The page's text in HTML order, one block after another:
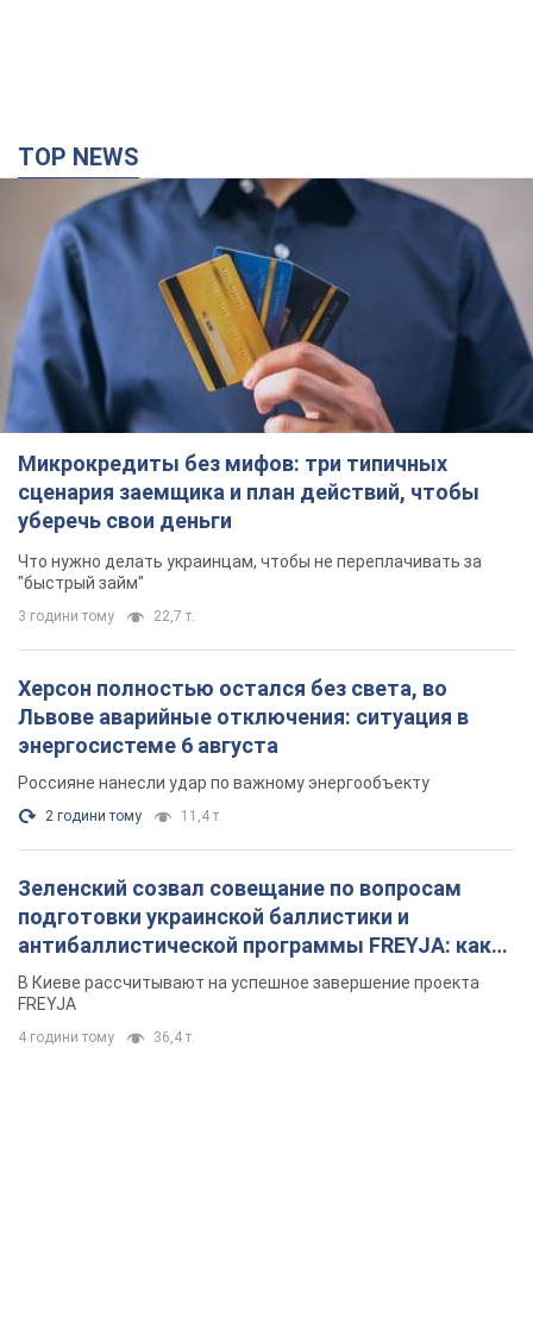
TOP NEWS
Микрокредиты без мифов: три типичных
сценария заемщика и план действий, чтобы
уберечь свои деньги
Что нужно делать украинцам, чтобы не переплачивать за
"быстрый займ"
3 години тому 22,7 т.
Херсон полностью остался без света, во
Львове аварийные отключения: ситуация в
энергосистеме 6 августа
Россияне нанесли удар по важному энергообъекту
2 години тому 11,4 т.
Зеленский созвал совещание по вопросам
подготовки украинской баллистики и
антибаллистической программы FREYJA: какие
решения готовятся
В Киеве рассчитывают на успешное завершение проекта
FREYJA
4 години тому 36,4 т.